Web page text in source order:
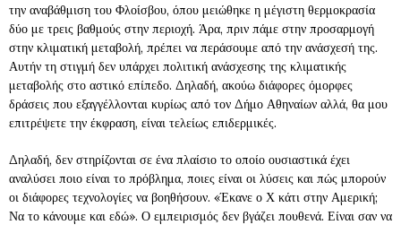
την αναβάθμιση του Φλοίσβου, όπου μειώθηκε η μέγιστη θερμοκρασία
δύο με τρεις βαθμούς στην περιοχή. Άρα, πριν πάμε στην προσαρμογή
στην κλιματική μεταβολή, πρέπει να περάσουμε από την ανάσχεσή της.
Αυτήν τη στιγμή δεν υπάρχει πολιτική ανάσχεσης της κλιματικής
μεταβολής στο αστικό επίπεδο. Δηλαδή, ακούω διάφορες όμορφες
δράσεις που εξαγγέλλονται κυρίως από τον Δήμο Αθηναίων αλλά, θα μου
επιτρέψετε την έκφραση, είναι τελείως επιδερμικές.
Δηλαδή, δεν στηρίζονται σε ένα πλαίσιο το οποίο ουσιαστικά έχει
αναλύσει ποιο είναι το πρόβλημα, ποιες είναι οι λύσεις και πώς μπορούν
οι διάφορες τεχνολογίες να βοηθήσουν. «Έκανε ο Χ κάτι στην Αμερική;
Να το κάνουμε και εδώ». Ο εμπειρισμός δεν βγάζει πουθενά. Είναι σαν να